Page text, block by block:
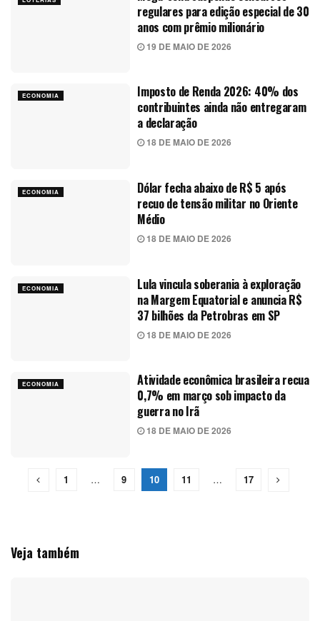
regulares para edição especial de 30
anos com prêmio milionário
19 DE MAIO DE 2026
ECONOMIA
Imposto de Renda 2026: 40% dos
contribuintes ainda não entregaram
a declaração
18 DE MAIO DE 2026
ECONOMIA
Dólar fecha abaixo de R$ 5 após
recuo de tensão militar no Oriente
Médio
18 DE MAIO DE 2026
ECONOMIA
Lula vincula soberania à exploração
na Margem Equatorial e anuncia R$
37 bilhões da Petrobras em SP
18 DE MAIO DE 2026
ECONOMIA
Atividade econômica brasileira recua
0,7% em março sob impacto da
guerra no Irã
18 DE MAIO DE 2026
1 … 9 10 11 … 17
Veja também